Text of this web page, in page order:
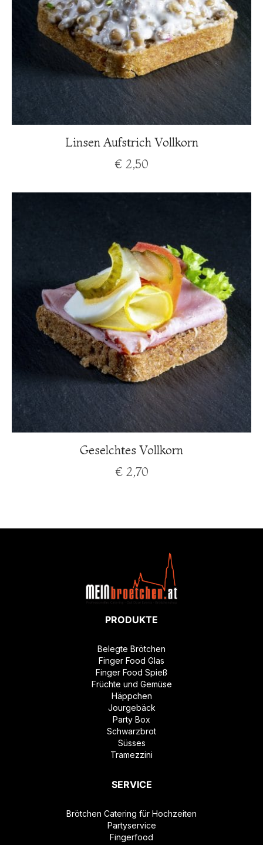
Linsen Aufstrich Vollkorn
€ 2,50
Geselchtes Vollkorn
€ 2,70
PRODUKTE
Belegte Brötchen
Finger Food Glas
Finger Food Spieß
Früchte und Gemüse
Häppchen
Jourgebäck
Party Box
Schwarzbrot
Süsses
Tramezzini
SERVICE
Brötchen Catering für Hochzeiten
Partyservice
Fingerfood